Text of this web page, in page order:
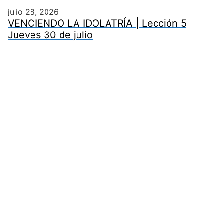
julio 28, 2026
VENCIENDO LA IDOLATRÍA | Lección 5
Jueves 30 de julio